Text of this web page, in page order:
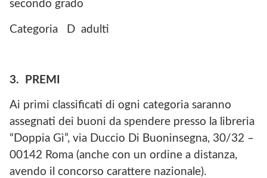
secondo grado
Categoria D adulti
3. PREMI
Ai primi classificati di ogni categoria saranno
assegnati dei buoni da spendere presso la libreria
“Doppia Gì”, via Duccio Di Buoninsegna, 30/32 –
00142 Roma (anche con un ordine a distanza,
avendo il concorso carattere nazionale).